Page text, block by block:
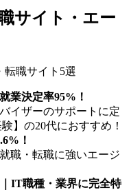
サイト・エー
転職サイト5選
業決定率95%！
イザーのサポートに定
】の20代におすすめ！
！
職・転職に強いエージ
｜IT職種・業界に完全特